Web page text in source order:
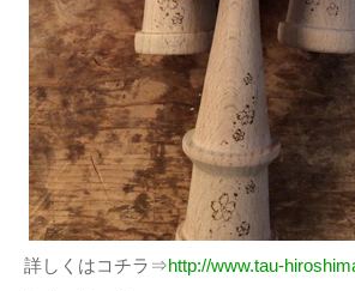
詳しくはコチラ⇒http://www.tau-